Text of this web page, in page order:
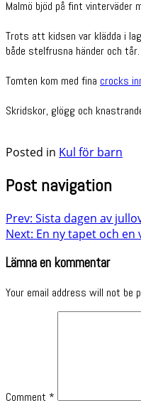
Malmö bjöd på fint vinterväder
Trots att kidsen var klädda i
både stelfrusna händer och tår.
Tomten kom med fina crocks
Skridskor, glögg och
Posted in Kul för barn
Post navigation
Prev: Sista dagen av
Next: En ny tapet och en
Lämna en kommentar
Your email address will not be
Comment *